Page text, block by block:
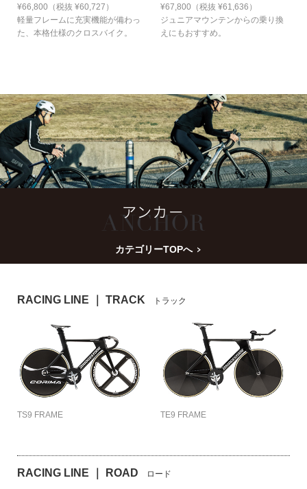
¥66,800 （税抜 ¥60,727）
軽量フレームに充実機能が備わっ
た、 本格仕様のクロスバイク。
¥67,800 （税抜 ¥61,636）
ジュニアマウンテンからの乗り換
えにもおすすめ。
カテゴリーTOPへ
RACING LINE ｜ TRACK トラック
TS9 FRAME TE9 FRAME
RACING LINE ｜ ROAD ロード